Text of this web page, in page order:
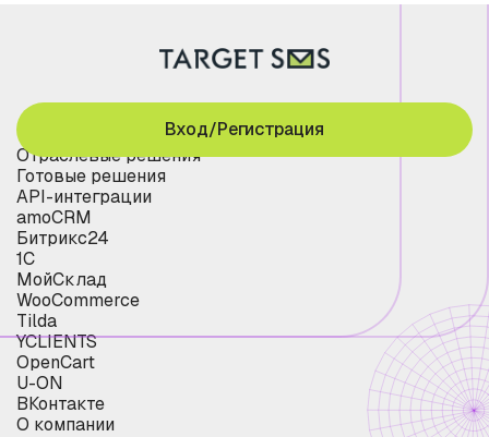
Отраслевые решения
Готовые решения
API-интеграции
amoCRM
Битрикс24
1С
МойСклад
WooCommerce
Tilda
YCLIENTS
OpenCart
U-ON
ВКонтакте
О компании
Вход/Регистрация